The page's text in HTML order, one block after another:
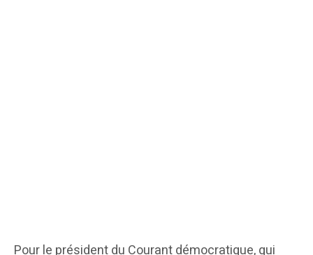
Pour le président du Courant démocratique, qui